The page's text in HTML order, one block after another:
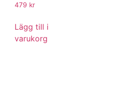
479 kr
Lägg till i
varukorg